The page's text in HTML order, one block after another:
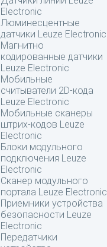
Electronic
Люминесцентные
датчики Leuze Electronic
Магнитно
кодированные датчики
Leuze Electronic
Мобильные
считыватели 2D-кода
Leuze Electronic
Мобильные сканеры
штрих-кодов Leuze
Electronic
Блоки модульного
подключения Leuze
Electronic
Сканер модульного
портала Leuze Electronic
Приемники устройства
безопасности Leuze
Electronic
Передатчики